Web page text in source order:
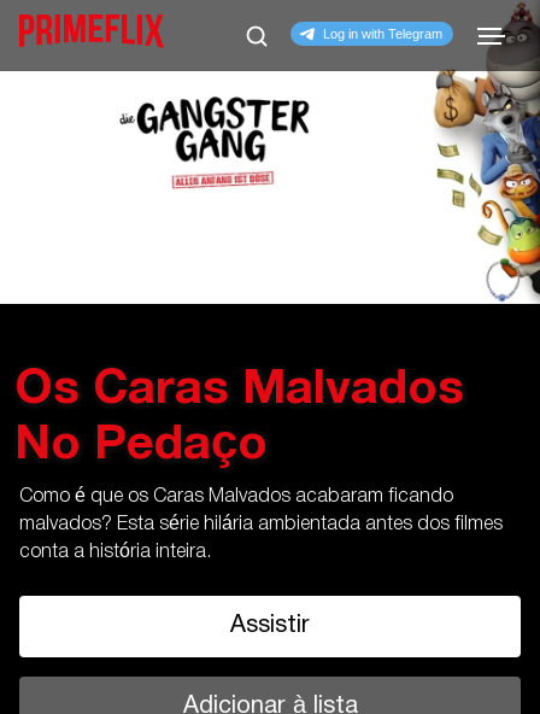
Os Caras Malvados
No Pedaço
Como é que os Caras Malvados acabaram ficando
malvados? Esta série hilária ambientada antes dos filmes
conta a história inteira.
Assistir
Adicionar à lista